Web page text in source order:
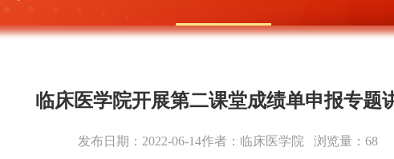
临床医学院开展第二课堂成绩单申报专题
发布日期：2022-06-14作者：临床医学院 浏览量： 68